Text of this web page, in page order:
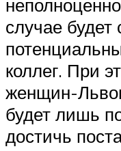
случае будет
коллег. При
женщин-
будет лишь
достичь